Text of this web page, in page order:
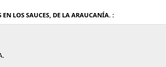
LOS SAUCES, DE LA ARAUCANÍA. :